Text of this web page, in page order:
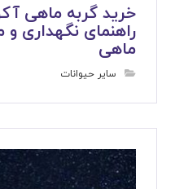
خرید گربه ماهی
راهنمای نگهداری
ماهی
سایر حیوانات